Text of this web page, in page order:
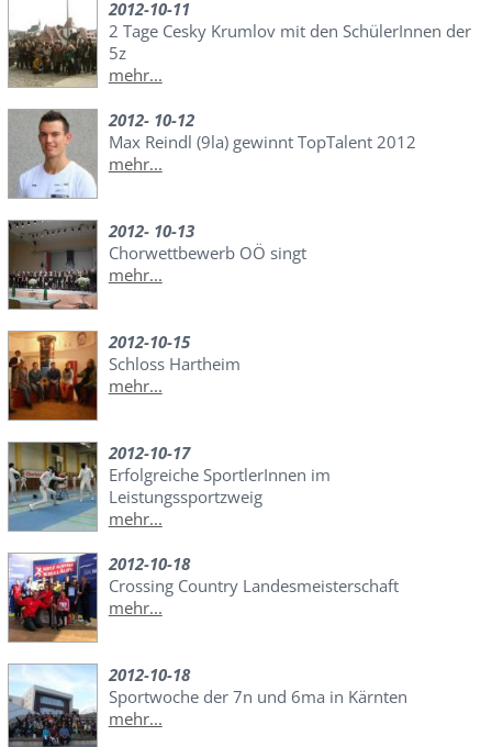
2012-10-11
2 Tage Cesky Krumlov mit den SchülerInnen der
5z
mehr...
2012- 10-12
Max Reindl (9la) gewinnt TopTalent 2012
mehr...
2012- 10-13
Chorwettbewerb OÖ singt
mehr...
2012-10-15
Schloss Hartheim
mehr...
2012-10-17
Erfolgreiche SportlerInnen im
Leistungssportzweig
mehr...
2012-10-18
Crossing Country Landesmeisterschaft
mehr...
2012-10-18
Sportwoche der 7n und 6ma in Kärnten
mehr...